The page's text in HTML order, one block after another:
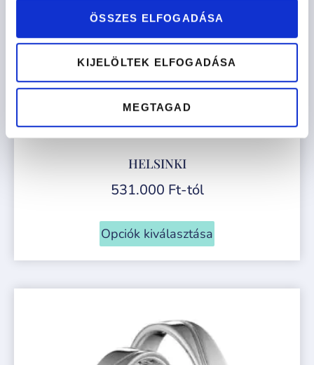
ÖSSZES ELFOGADÁSA
KIJELÖLTEK ELFOGADÁSA
MEGTAGAD
HELSINKI
531.000 Ft-tól
Opciók kiválasztása